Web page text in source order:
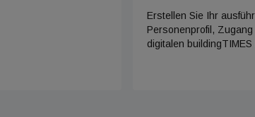
Erstellen Sie Ihr
Personenprofil, Zugang
digitalen buildingTIMES